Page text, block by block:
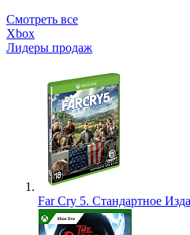
Смотреть все
Xbox
Лидеры продаж
Far Cry 5. Стандартное